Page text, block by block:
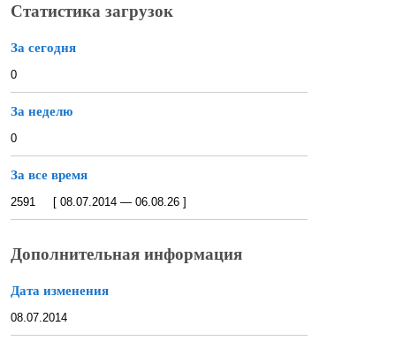
Статистика загрузок
За сегодня
0
За неделю
0
За все время
2591 [ 08.07.2014 — 06.08.26 ]
Дополнительная информация
Дата изменения
08.07.2014